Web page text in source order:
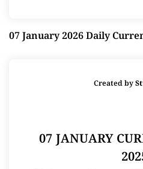
07 January 2026 Daily
Created by
07 JANUARY